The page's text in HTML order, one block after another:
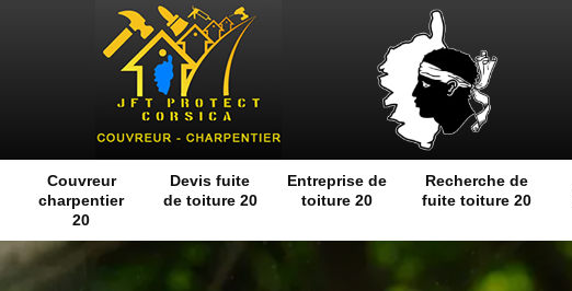
Couvreur
charpentier
20
Devis fuite
de toiture 20
Entreprise de
toiture 20
Recherche de
fuite toiture 20